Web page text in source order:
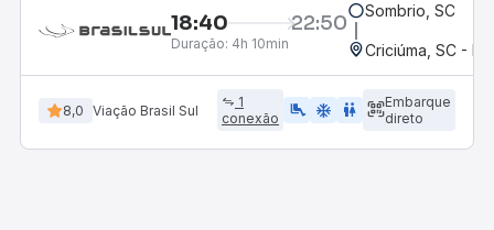
18:40 22:50
Duração: 4h 10min
Sombrio, SC
Criciúma, SC -
8,0 Viação Brasil Sul
1
conexão
airline_seat_legroom_extra ac_unit WC
Embarque
direto